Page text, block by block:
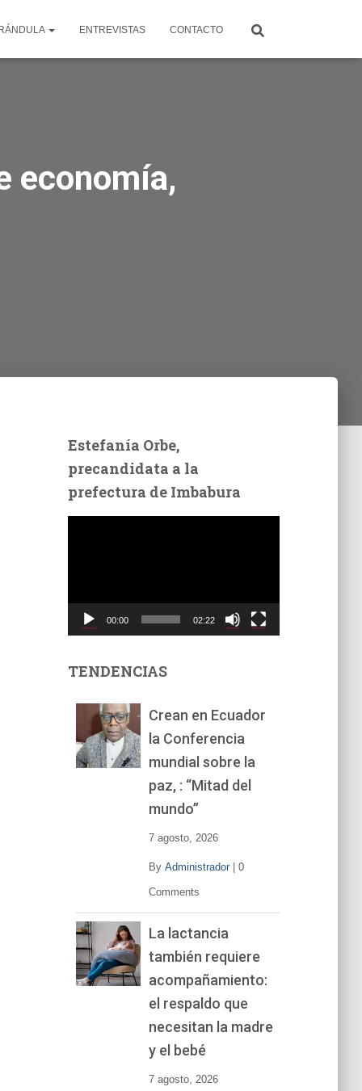
ENTREVISTAS CONTACTO
economía,
Estefanía Orbe,
precandidata a la
prefectura de Imbabura
t
00:00 02:22
TENDENCIAS
Crean en Ecuador
la Conferencia
mundial sobre la
paz, : “Mitad del
mundo”
7 agosto, 2026
By Administrador| 0
Comments
La lactancia
también requiere
acompañamiento:
el respaldo que
necesitan la madre
y el bebé
7 agosto, 2026